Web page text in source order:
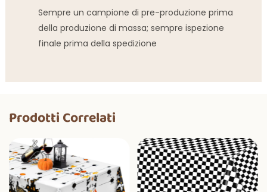
Sempre un campione di pre-produzione prima
della produzione di massa; sempre ispezione
finale prima della spedizione
Prodotti Correlati